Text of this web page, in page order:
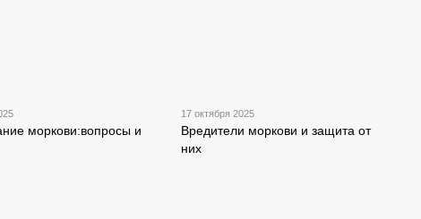
моркови:вопросы и
17 октября 2025
Вредители моркови и защита от
них